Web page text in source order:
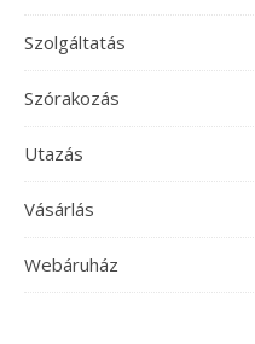
Szolgáltatás
Szórakozás
Utazás
Vásárlás
Webáruház